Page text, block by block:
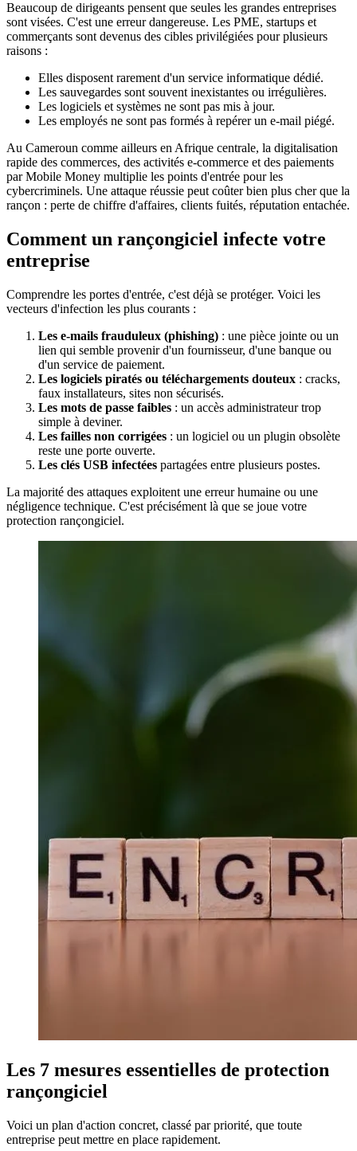
Beaucoup de dirigeants pensent que seules les grandes entreprises
sont visées. C'est une erreur dangereuse. Les PME, startups et
commerçants sont devenus des cibles privilégiées pour plusieurs
raisons :
Elles disposent rarement d'un service informatique dédié.
Les sauvegardes sont souvent inexistantes ou irrégulières.
Les logiciels et systèmes ne sont pas mis à jour.
Les employés ne sont pas formés à repérer un e-mail piégé.
Au Cameroun comme ailleurs en Afrique centrale, la digitalisation
rapide des commerces, des activités e-commerce et des paiements
par Mobile Money multiplie les points d'entrée pour les
cybercriminels. Une attaque réussie peut coûter bien plus cher que la
rançon : perte de chiffre d'affaires, clients fuités, réputation entachée.
Comment un rançongiciel infecte votre
entreprise
Comprendre les portes d'entrée, c'est déjà se protéger. Voici les
vecteurs d'infection les plus courants :
Les e-mails frauduleux (phishing) : une pièce jointe ou un
lien qui semble provenir d'un fournisseur, d'une banque ou
d'un service de paiement.
Les logiciels piratés ou téléchargements douteux : cracks,
faux installateurs, sites non sécurisés.
Les mots de passe faibles : un accès administrateur trop
simple à deviner.
Les failles non corrigées : un logiciel ou un plugin obsolète
reste une porte ouverte.
Les clés USB infectées partagées entre plusieurs postes.
La majorité des attaques exploitent une erreur humaine ou une
négligence technique. C'est précisément là que se joue votre
protection rançongiciel.
Les 7 mesures essentielles de protection
rançongiciel
Voici un plan d'action concret, classé par priorité, que toute
entreprise peut mettre en place rapidement.